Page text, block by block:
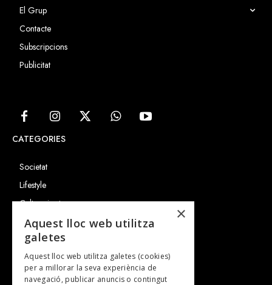
El Grup
Contacte
Subscripcions
Publicitat
CATEGORIES
Societat
Lifestyle
Cultura i art
Entrevistes
Gastronomia
TV
Plans per fer
×
Aquest lloc web utilitza
galetes
Aquest lloc web utilitza galetes (cookies)
per a millorar la seva experiència de
navegació, publicar anuncis o contingut